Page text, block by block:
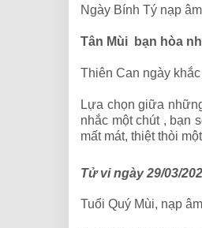
Ngày Bính Tý nạp
Tân Mùi bạn hòa
Thiên Can ngày
Lựa chọn giữa
nhắc một chút , bạn
mất mát, thiệt thòi
Tử vi ngày 29/03/
Tuổi Quý Mùi, nạp